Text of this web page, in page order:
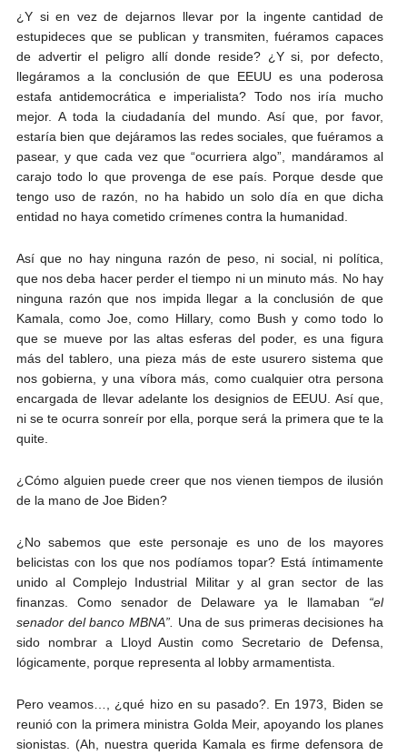
¿Y si en vez de dejarnos llevar por la ingente cantidad de
estupideces que se publican y transmiten, fuéramos capaces
de advertir el peligro allí donde reside? ¿Y si, por defecto,
llegáramos a la conclusión de que EEUU es una poderosa
estafa antidemocrática e imperialista? Todo nos iría mucho
mejor. A toda la ciudadanía del mundo. Así que, por favor,
estaría bien que dejáramos las redes sociales, que fuéramos a
pasear, y que cada vez que “ocurriera algo”, mandáramos al
carajo todo lo que provenga de ese país. Porque desde que
tengo uso de razón, no ha habido un solo día en que dicha
entidad no haya cometido crímenes contra la humanidad.
Así que no hay ninguna razón de peso, ni social, ni política,
que nos deba hacer perder el tiempo ni un minuto más. No hay
ninguna razón que nos impida llegar a la conclusión de que
Kamala, como Joe, como Hillary, como Bush y como todo lo
que se mueve por las altas esferas del poder, es una figura
más del tablero, una pieza más de este usurero sistema que
nos gobierna, y una víbora más, como cualquier otra persona
encargada de llevar adelante los designios de EEUU. Así que,
ni se te ocurra sonreír por ella, porque será la primera que te la
quite.
¿Cómo alguien puede creer que nos vienen tiempos de ilusión
de la mano de Joe Biden?
¿No sabemos que este personaje es uno de los mayores
belicistas con los que nos podíamos topar? Está íntimamente
unido al Complejo Industrial Militar y al gran sector de las
finanzas. Como senador de Delaware ya le llamaban “el
senador del banco MBNA”. Una de sus primeras decisiones ha
sido nombrar a Lloyd Austin como Secretario de Defensa,
lógicamente, porque representa al lobby armamentista.
Pero veamos…, ¿qué hizo en su pasado?. En 1973, Biden se
reunió con la primera ministra Golda Meir, apoyando los planes
sionistas. (Ah, nuestra querida Kamala es firme defensora de